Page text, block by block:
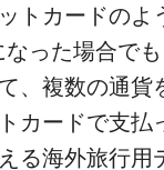
トカードのよ
った場合で
、複数の通貨
カードで支払
る海外旅行用